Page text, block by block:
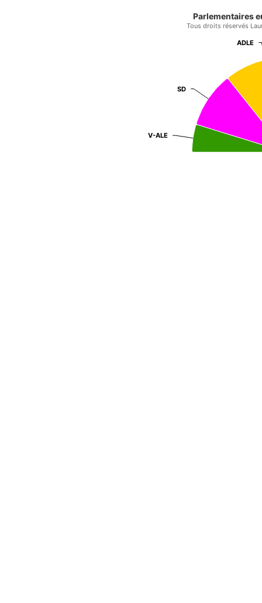
Parlementaires
Tous droits réservés
V-ALE
V-ALE
SD
SD
ADLE
ADLE